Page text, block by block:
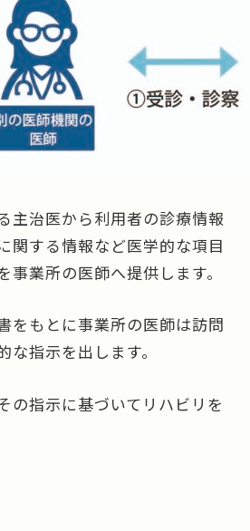
主治医から利用者の診療情報
関する情報など医学的な項目
事業所の医師へ提供します。
をもとに事業所の医師は訪問
指示を出します。
の指示に基づいてリハビリを